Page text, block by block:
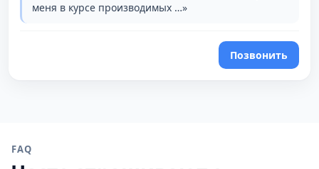
меня в курсе производимых …»
Позвонить
FAQ